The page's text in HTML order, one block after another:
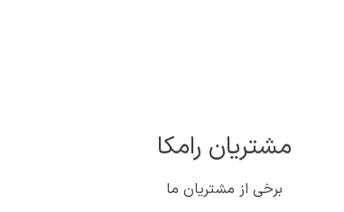
مشتریان رامکا
برخی از مشتریان ما